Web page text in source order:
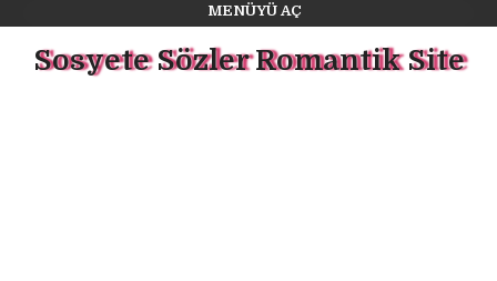
MENÜYÜ AÇ
Sosyete Sözler Romantik Site